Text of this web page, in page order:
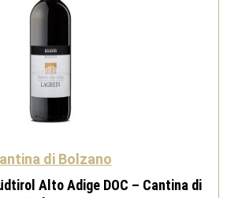
di Bolzano
Alto Adige DOC – Cantina di